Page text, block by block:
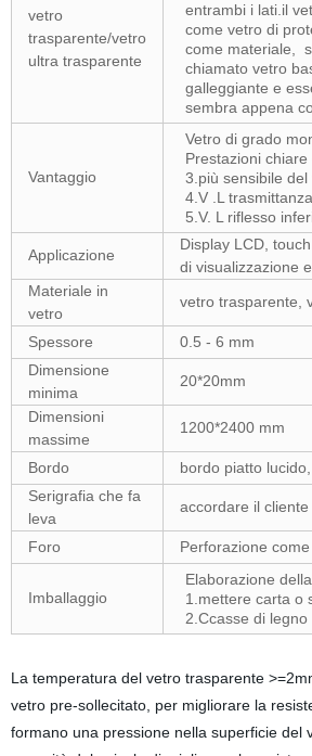
vetro
trasparente/vetro
ultra trasparente
entrambi i lati.il
come vetro di
come materiale,
chiamato vetro
galleggiante e
sembra appena
Vantaggio
Vetro di grado
Prestazioni
3.più sensibile del
4.V .L
5.V. L riflesso
Applicazione
Display LCD,
di visualizzazione
Materiale in
vetro
vetro trasparente,
Spessore
0.5 - 6 mm
Dimensione
minima
20*20mm
Dimensioni
massime
1200*2400 mm
Bordo
bordo piatto
Serigrafia che fa
leva
accordare il
Foro Perforazione
Imballaggio
Elaborazione
1.mettere carta o
2.Ccasse di
La temperatura del vetro trasparente
vetro pre-sollecitato, per migliorare la
formano una pressione nella superficie del